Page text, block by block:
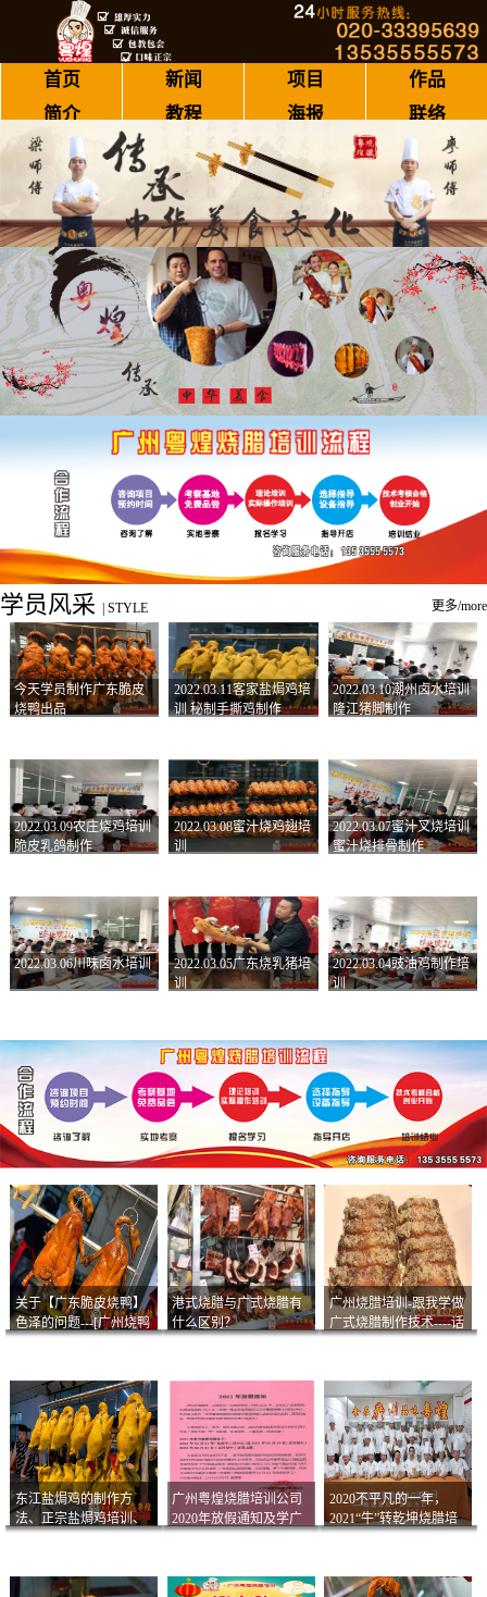
首页 新闻 项目
作品
简介
教程 海报 联络
学员风采 STYLE 更多/more
今天学员制作广东脆皮
烧鸭出品
2022.03.11客家盐焗鸡培
训 秘制手撕鸡制作
2022.03.10潮州卤水培训
隆江猪脚制作
2022.03.09农庄烧鸡培训
脆皮乳鸽制作
2022.03.08蜜汁烧鸡翅培
训
2022.03.07蜜汁叉烧培训
蜜汁烧排骨制作
2022.03.06川味卤水培训
2022.03.05广东烧乳猪培
训
2022.03.04豉油鸡制作培
训
关于【广东脆皮烧鸭】
色泽的问题---[广州烧鸭
港式烧腊与广式烧腊有
什么区别？
广州烧腊培训-跟我学做
广式烧腊制作技术----话
东江盐焗鸡的制作方
法、正宗盐焗鸡培训、
广州粤煌烧腊培训公司
2020年放假通知及学广
2020不平凡的一年，
2021“牛”转乾坤烧腊培